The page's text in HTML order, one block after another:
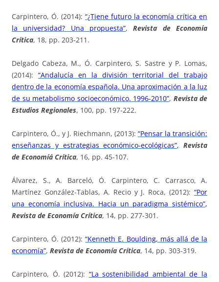
Carpintero, Ó. (2014): “¿Tiene futuro la economía crítica en
la universidad? Una propuesta”,Revista de Economía
Crítica, 18, pp. 203-211.
Delgado Cabeza, M., Ó. Carpintero, S. Sastre y P. Lomas,
(2014): “Andalucía en la división territorial del trabajo
dentro de la economía española. Una aproximación a la luz
de su metabolismo socioeconómico. 1996-2010”, Revista de
Estudios Regionales, 100, pp. 197-222.
Carpintero, Ó., y J. Riechmann, (2013): “Pensar la transición:
enseñanzas y estrategias económico-ecológicas”, Revista
de Economíá Crítica, 16, pp. 45-107.
Álvarez, S., A. Barceló, Ó. Carpintero, C. Carrasco, A.
Martínez González-Tablas, A. Recio y J. Roca, (2012): “Por
una economía inclusiva. Hacia un paradigma sistémico”,
Revista de Economía Crítica, 14, pp. 277-301.
Carpintero, Ó. (2012):“Kenneth E. Boulding, más allá de la
economía”, Revista de Economía Crítica, 14, pp. 303-319.
Carpintero, Ó. (2012): “La sostenibilidad ambiental de la